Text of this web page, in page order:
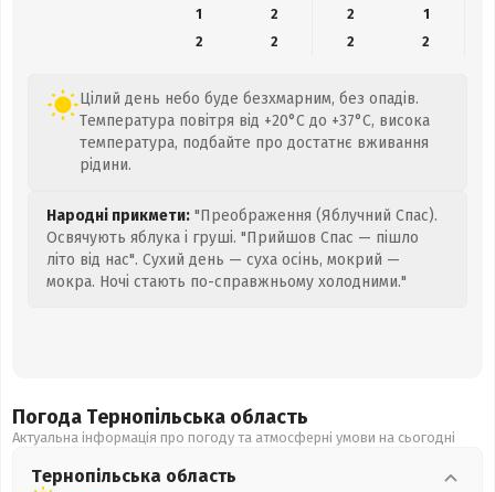
1
2 2
1
2
2 2 2
Цілий день небо буде безхмарним, без опадів.
Температура повітря від +20°C до +37°C, висока
температура, подбайте про достатнє вживання
рідини.
Народні прикмети: "Преображення (Яблучний Спас).
Освячують яблука і груші. "Прийшов Спас — пішло
літо від нас". Сухий день — суха осінь, мокрий —
мокра. Ночі стають по-справжньому холодними."
Погода Тернопільська область
Актуальна інформація про погоду та атмосферні умови на сьогодні
Тернопільська область